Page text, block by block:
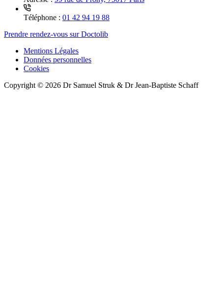
Téléphone : 01 42 94 19 88
Prendre rendez-vous sur Doctolib
Mentions Légales
Données personnelles
Cookies
Copyright © 2026 Dr Samuel Struk & Dr Jean-Baptiste Schaff